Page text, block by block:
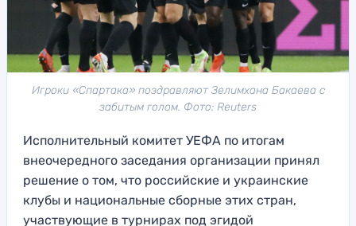
Игроки «Спартака» поздравляют Зелимхана Бакаева с
забитым голом. Фото: Reuters
Исполнительный комитет УЕФА по итогам
внеочередного заседания организации принял
решение о том, что российские и украинские
клубы и национальные сборные этих стран,
участвующие в турнирах под эгидой